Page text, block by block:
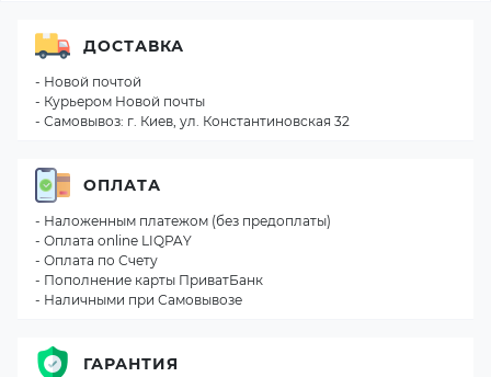
ДОСТАВКА
- Новой почтой
- Курьером Новой почты
- Самовывоз: г. Киев, ул. Константиновская 32
ОПЛАТА
- Наложенным платежом (без предоплаты)
- Оплата online LIQPAY
- Оплата по Счету
- Пополнение карты ПриватБанк
- Наличными при Самовывозе
ГАРАНТИЯ